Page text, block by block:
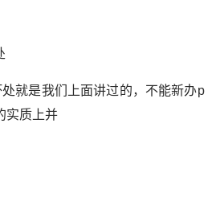
就是我们上面讲过的，不能新办p
实质上并